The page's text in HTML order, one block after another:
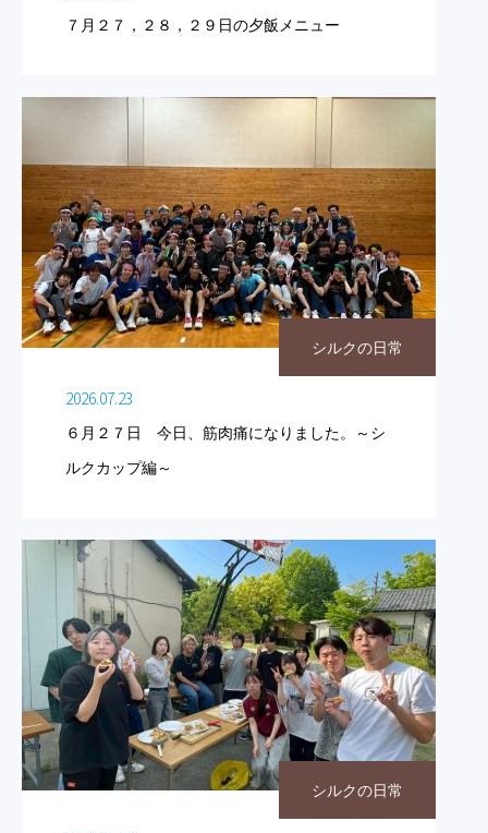
７月２７，２８，２９日の夕飯メニュー
シルクの日常
2026.07.23
６月２７日 今日、筋肉痛になりました。～シ
ルクカップ編～
シルクの日常